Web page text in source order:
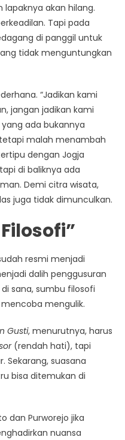
akan hilang.
Tapi pada
di panggil untuk
tidak menguntungkan
“Jadikan kami
jangan jadikan kami
ada bukannya
malah menambah
dengan Jogja
di baliknya ada
Demi citra wisata,
juga tidak dimunculkan.
resmi menjadi
dalih penggusuran
di sana, sumbu filosofi
mengulik.
Gusti, menurutnya, harus
(rendah hati), tapi
Sekarang, suasana
bisa ditemukan di
dan Purworejo jika
nuansa